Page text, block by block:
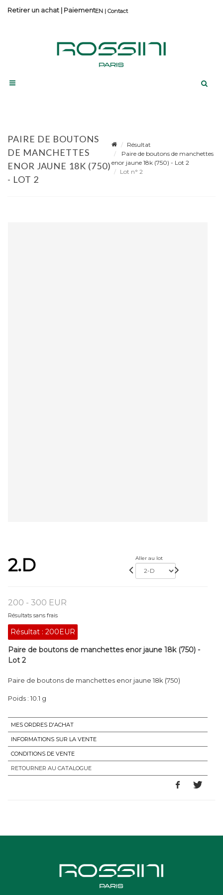
Contact
Retirer un achat | Paiement
PAIRE DE BOUTONS
DE MANCHETTES
ENOR JAUNE 18K (750)
- LOT 2
Résultat
Paire de boutons de manchettes
enor jaune 18k (750) - Lot 2
Lot n° 2
2.D Aller au lot
200 - 300 EUR
Résultats sans frais
Résultat : 200EUR
Paire de boutons de manchettes enor jaune 18k (750) -
Lot 2
Paire de boutons de manchettes enor jaune 18k (750)
Poids : 10.1 g
MES ORDRES D'ACHAT
INFORMATIONS SUR LA VENTE
CONDITIONS DE VENTE
RETOURNER AU CATALOGUE